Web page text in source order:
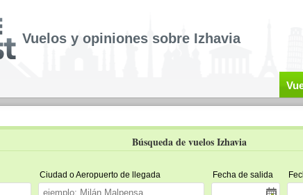
Vuelos y opiniones sobre Izhavia
Búsqueda de vuelos Izhavia
Ciudad o Aeropuerto de llegada Fecha de salida